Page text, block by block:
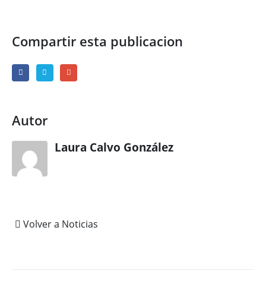
Compartir esta publicacion
Autor
Laura Calvo González
Volver a Noticias